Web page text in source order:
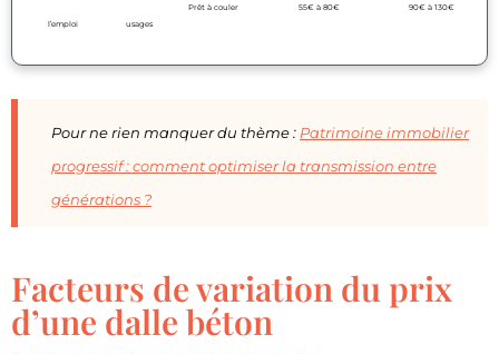
l’emploi usages
Prêt à couler 55€ à 80€ 90€ à 130€
Pour ne rien manquer du thème : Patrimoine immobilier
progressif : comment optimiser la transmission entre
générations ?
Facteurs de variation du prix
d’une dalle béton